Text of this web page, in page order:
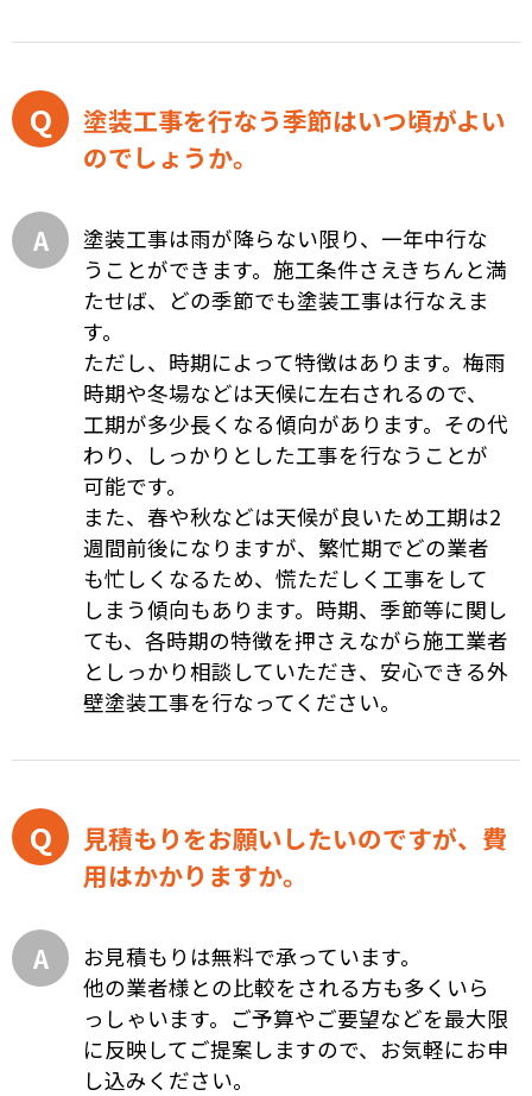
塗装工事を行なう季節はいつ頃がよい
のでしょうか。
塗装工事は雨が降らない限り、一年中行な
うことができます。施工条件さえきちんと満
たせば、どの季節でも塗装工事は行なえま
す。
ただし、時期によって特徴はあります。梅雨
時期や冬場などは天候に左右されるので、
工期が多少長くなる傾向があります。その代
わり、しっかりとした工事を行なうことが
可能です。
また、春や秋などは天候が良いため工期は2
週間前後になりますが、繁忙期でどの業者
も忙しくなるため、慌ただしく工事をして
しまう傾向もあります。時期、季節等に関し
ても、各時期の特徴を押さえながら施工業者
としっかり相談していただき、安心できる外
壁塗装工事を行なってください。
見積もりをお願いしたいのですが、費
用はかかりますか。
お見積もりは無料で承っています。
他の業者様との比較をされる方も多くいら
っしゃいます。ご予算やご要望などを最大限
に反映してご提案しますので、お気軽にお申
し込みください。